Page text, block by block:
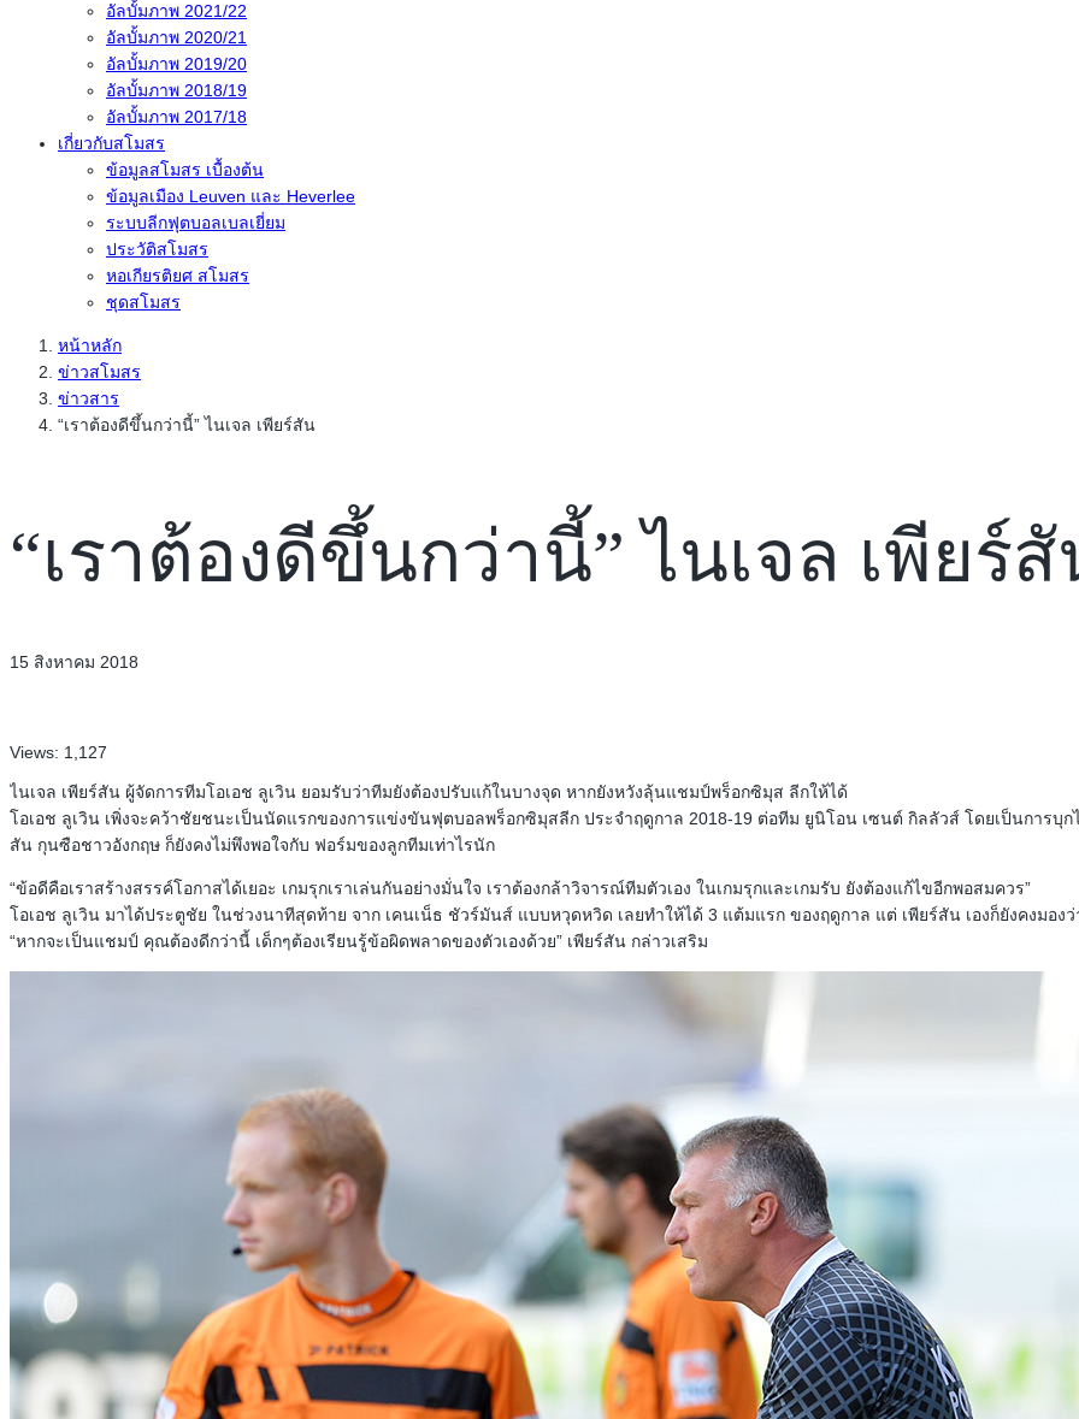
อัลบั้มภาพ 2021/22
อัลบั้มภาพ 2020/21
อัลบั้มภาพ 2019/20
อัลบั้มภาพ 2018/19
อัลบั้มภาพ 2017/18
เกี่ยวกับสโมสร
ข้อมูลสโมสร เบื้องต้น
ข้อมูลเมือง Leuven และ Heverlee
ระบบลีกฟุตบอลเบลเยี่ยม
ประวัติสโมสร
หอเกียรติยศ สโมสร
ชุดสโมสร
หน้าหลัก
ข่าวสโมสร
ข่าวสาร
“เราต้องดีขึ้นกว่านี้” ไนเจล เพียร์สัน
“เราต้องดีขึ้นกว่านี้” ไนเจล เพียร์
15 สิงหาคม 2018
Views: 1,127
ไนเจล เพียร์สัน ผู้จัดการทีมโอเอช ลูเวิน ยอมรับว่าทีมยังต้องปรับแก้ในบางจุด หากยังหวังลุ้นแชมป์พร็อกซิมุส ลีกให้ได้
โอเอช ลูเวิน เพิ่งจะคว้าชัยชนะเป็นนัดแรกของการแข่งขันฟุตบอลพร็อกซิมุสลีก ประจำฤดูกาล 2018-19 ต่อทีม ยูนิโอน เซนต์ กิลลัวส์ โดยเป็นการบุก
สัน กุนซือชาวอังกฤษ ก็ยังคงไม่พึงพอใจกับ ฟอร์มของลูกทีมเท่าไรนัก
“ข้อดีคือเราสร้างสรรค์โอกาสได้เยอะ เกมรุกเราเล่นกันอย่างมั่นใจ เราต้องกล้าวิจารณ์ทีมตัวเอง ในเกมรุกและเกมรับ ยังต้องแก้ไขอีกพอสมควร”
โอเอช ลูเวิน มาได้ประตูชัย ในช่วงนาทีสุดท้าย จาก เคนเน็ธ ชัวร์มันส์ แบบหวุดหวิด เลยทำให้ได้ 3 แต้มแรก ของฤดูกาล แต่ เพียร์สัน เองก็ยังคงมอง
“หากจะเป็นแชมป์ คุณต้องดีกว่านี้ เด็กๆต้องเรียนรู้ข้อผิดพลาดของตัวเองด้วย” เพียร์สัน กล่าวเสริม